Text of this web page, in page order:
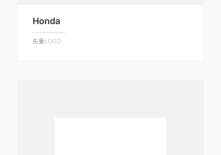
Honda
矢量LOGO